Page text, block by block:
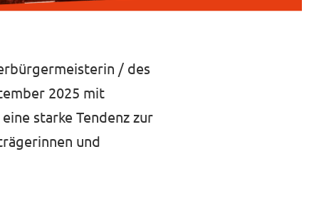
/ des
2025 mit
starke Tendenz zur
und